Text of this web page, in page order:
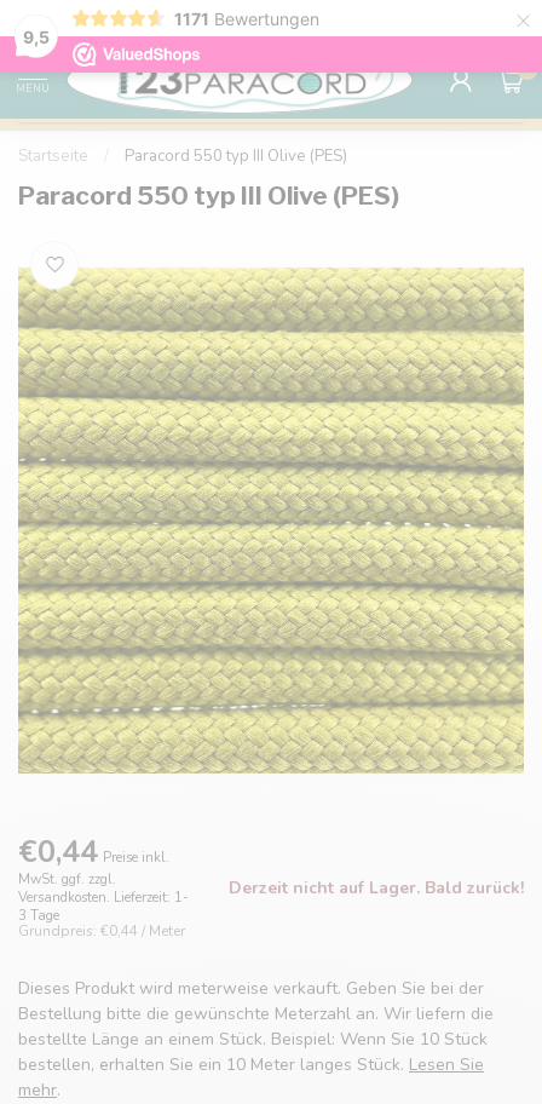
9,5
1171 Bewertungen ×
Kostenlose Lieferung nach Hause ab 150 €
MENU
0
Startseite Paracord 550 typ III Olive (PES)
Paracord 550 typ III Olive (PES)
€0,44 Preise inkl.
MwSt. ggf. zzgl.
Versandkosten. Lieferzeit: 1-
3 Tage
Grundpreis: €0,44 / Meter
Derzeit nicht auf Lager. Bald zurück!
Dieses Produkt wird meterweise verkauft. Geben Sie bei der
Bestellung bitte die gewünschte Meterzahl an. Wir liefern die
bestellte Länge an einem Stück. Beispiel: Wenn Sie 10 Stück
bestellen, erhalten Sie ein 10 Meter langes Stück. Lesen Sie
mehr.